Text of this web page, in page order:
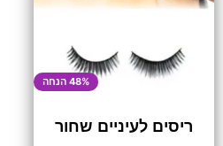
48% הנחה
ריסים לעיניים שחור